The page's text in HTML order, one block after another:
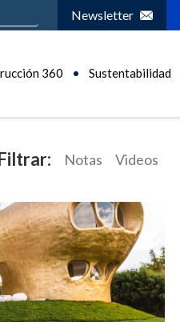
Newsletter
360 Sustentabilidad
Notas Videos